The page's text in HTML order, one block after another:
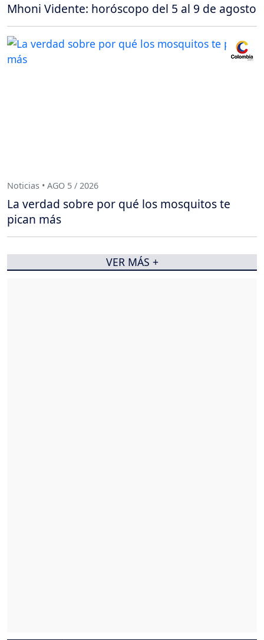
Mhoni Vidente: horóscopo del 5 al 9 de agosto
Noticias • AGO 5 / 2026
La verdad sobre por qué los mosquitos te
pican más
VER MÁS +